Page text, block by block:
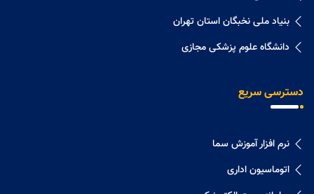
بنیاد ملی نخبگان استان تهران
دانشگاه علوم پزشکی مجازی
دسترسی سریع
نرم افزار آموزش سما
اتوماسیون اداری